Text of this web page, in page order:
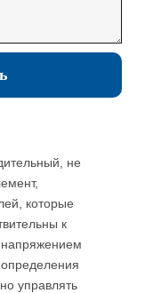
не
которые
к
управлять